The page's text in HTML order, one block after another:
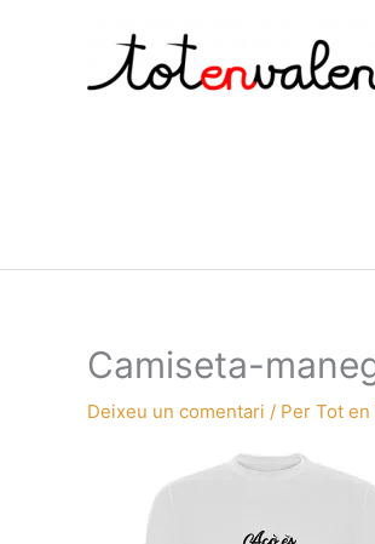
Camiseta-
Deixeu un comentari / Per Tot en